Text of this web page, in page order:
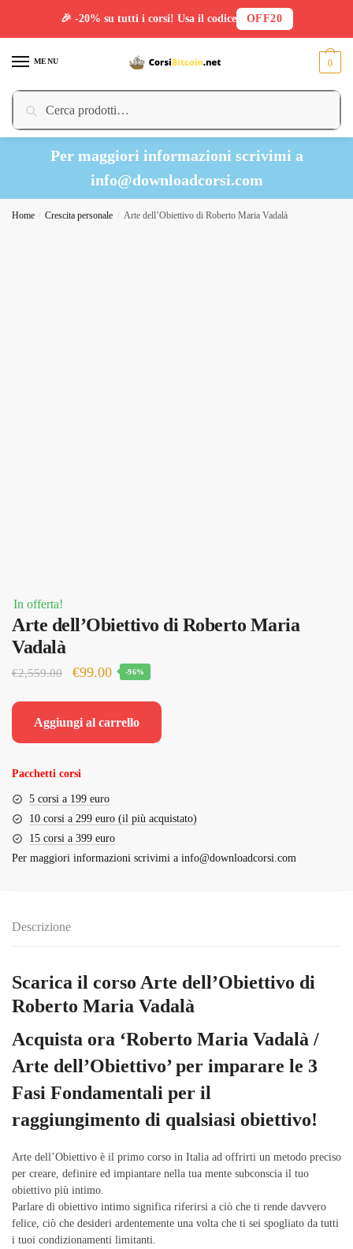
MENU
Cerca:
Cerca
0
Per maggiori informazioni scrivimi a
info@downloadcorsi.com
Home / Crescita personale / Arte dell’Obiettivo di Roberto Maria Vadalà
In offerta!
Arte dell’Obiettivo di Roberto Maria
Vadalà
€2,559.00
Il
originale
€99.00Il
-96%
Aggiungi al carrello
Pacchetti corsi
5 corsi a 199 euro
10 corsi a 299 euro (il più acquistato)
15 corsi a 399 euro
Per maggiori informazioni scrivimi a info@downloadcorsi.com
Descrizione
Scarica il corso Arte dell’Obiettivo di
Roberto Maria Vadalà
Acquista ora ‘Roberto Maria Vadalà /
Arte dell’Obiettivo’ per imparare le 3
Fasi Fondamentali per il
raggiungimento di qualsiasi obiettivo!
Arte dell’Obiettivo è il primo corso in Italia ad offrirti un metodo preciso
per creare, definire ed impiantare nella tua mente subconscia il tuo
obiettivo più intimo.
Parlare di obiettivo intimo significa riferirsi a ciò che ti rende davvero
felice, ciò che desideri ardentemente una volta che ti sei spogliato da tutti
i tuoi condizionamenti limitanti.
🎉 -20% su tutti i corsi! Usa il codice OFF20